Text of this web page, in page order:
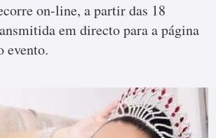
on-line, a partir das 18
em directo para a página
evento.